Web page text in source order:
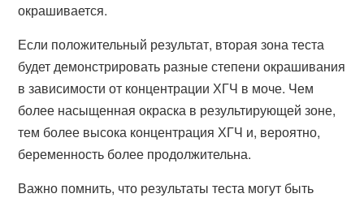
окрашивается.
Если положительный результат, вторая зона теста
будет демонстрировать разные степени окрашивания
в зависимости от концентрации ХГЧ в моче. Чем
более насыщенная окраска в результирующей зоне,
тем более высока концентрация ХГЧ и, вероятно,
беременность более продолжительна.
Важно помнить, что результаты теста могут быть